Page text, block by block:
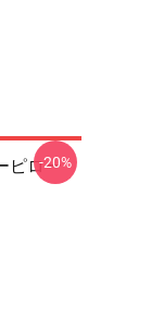
ピロー
-20%